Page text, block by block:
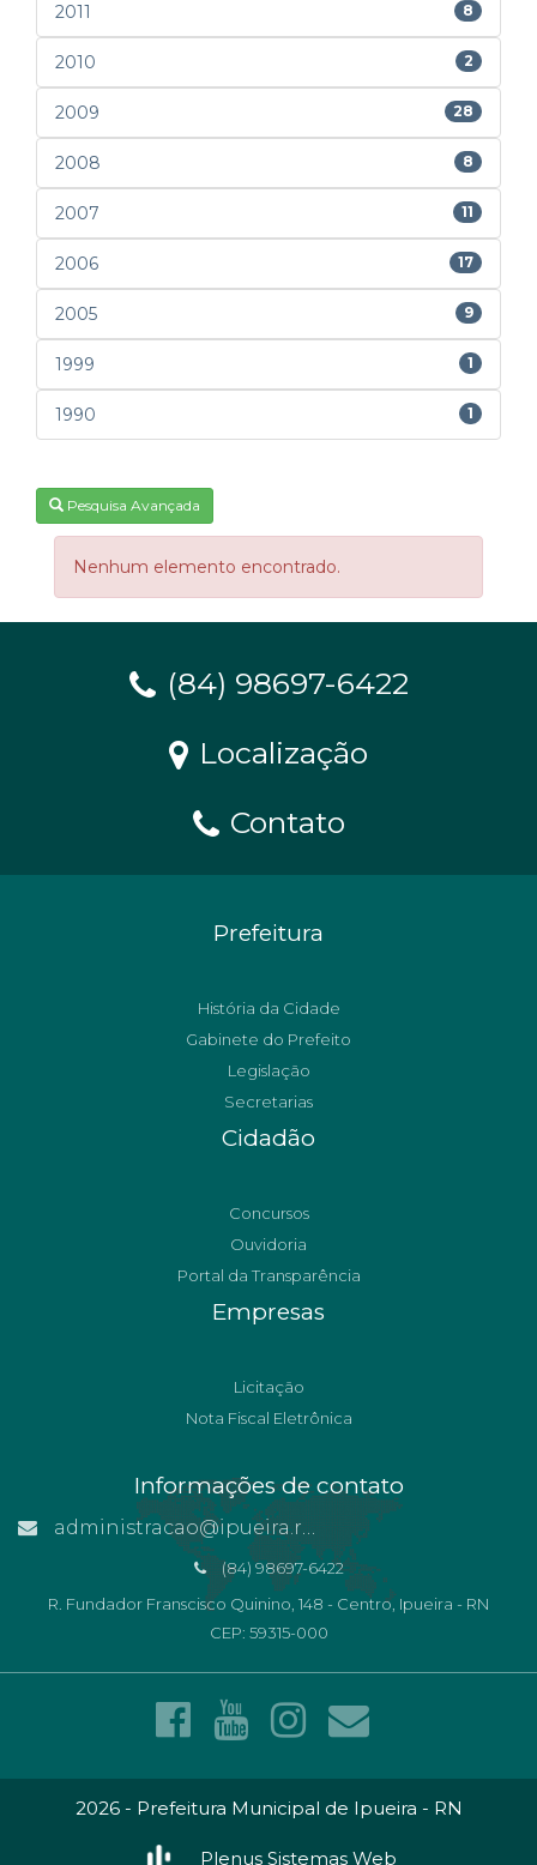
2011 8
2010 2
2009 28
2008 8
2007 11
2006 17
2005 9
1999 1
1990 1
Pesquisa Avançada
Nenhum elemento encontrado.
(84) 98697-6422
Localização
Contato
Prefeitura
História da Cidade
Gabinete do Prefeito
Legislação
Secretarias
Cidadão
Concursos
Ouvidoria
Portal da Transparência
Empresas
Licitação
Nota Fiscal Eletrônica
Informações de contato
administracao@ipueira.rn.gov.br
(84) 98697-6422
R. Fundador Franscisco Quinino, 148 - Centro, Ipueira - RN
CEP: 59315-000
2026 - Prefeitura Municipal de Ipueira - RN
Plenus Sistemas Web